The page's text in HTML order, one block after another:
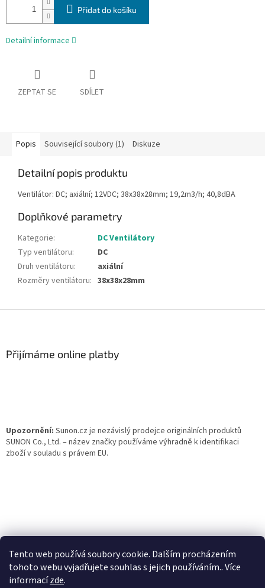
Tento web používá soubory cookie. Dalším procházením
tohoto webu vyjadřujete souhlas s jejich používáním.. Více
informacízde.
Přidat do košíku
Detailní informace
ZEPTAT SE SDÍLET
Popis Související soubory (1) Diskuze
Detailní popis produktu
Ventilátor: DC; axiální; 12VDC; 38x38x28mm; 19,2m3/h; 40,8dBA
Doplňkové parametry
Kategorie:
DC Ventilátory
Typ ventilátoru:
DC
Druh ventilátoru:
axiální
Rozměry ventilátoru: 38x38x28mm
Přijímáme online platby
Upozornění: Sunon.cz je nezávislý prodejce originálních produktů
SUNON Co., Ltd. – název značky používáme výhradně k identifikaci
zboží v souladu s právem EU.